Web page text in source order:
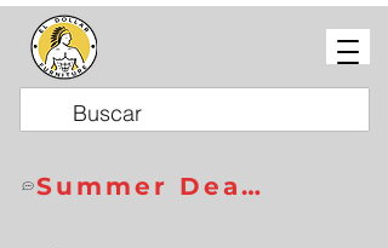
Summer Deals